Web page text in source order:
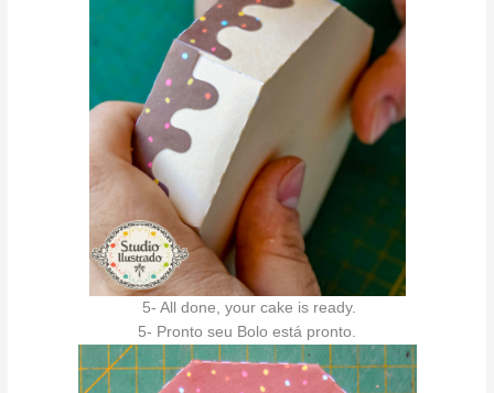
5- All done, your cake is ready.
5- Pronto seu Bolo está pronto.